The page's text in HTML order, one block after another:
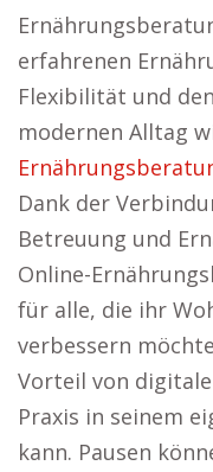
erfahrenen
Flexibilität und
modernen Alltag
Dank der
Betreuung und
Online-
für alle, die ihr
verbessern
Vorteil von
Praxis in seinem
kann. Pausen